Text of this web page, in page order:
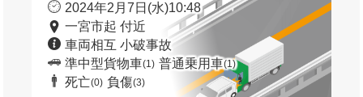
2024年2月7日(水)10:48
一宮市起 付近
車両相互 小破事故
準中型貨物車(1) 普通乗用車(1)
死亡(0) 負傷(3)